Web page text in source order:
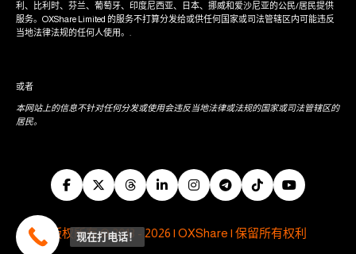
利、比利时、芬兰、葡萄牙、印度尼西亚、日本、挪威和爱沙尼亚的公民/居民提供
服务。OXShare Limited 的服务不打算分发给或供任何国家或司法管辖区内可能违反
当地法律法规的任何人使用。.
或者
本网站上的信息不针对任何分发或使用会违反当地法律或法规的国家或司法管辖区的
居民。
版权所有 © 2013 - 2026 | OXShare | 保留所有权利
现在打电话！